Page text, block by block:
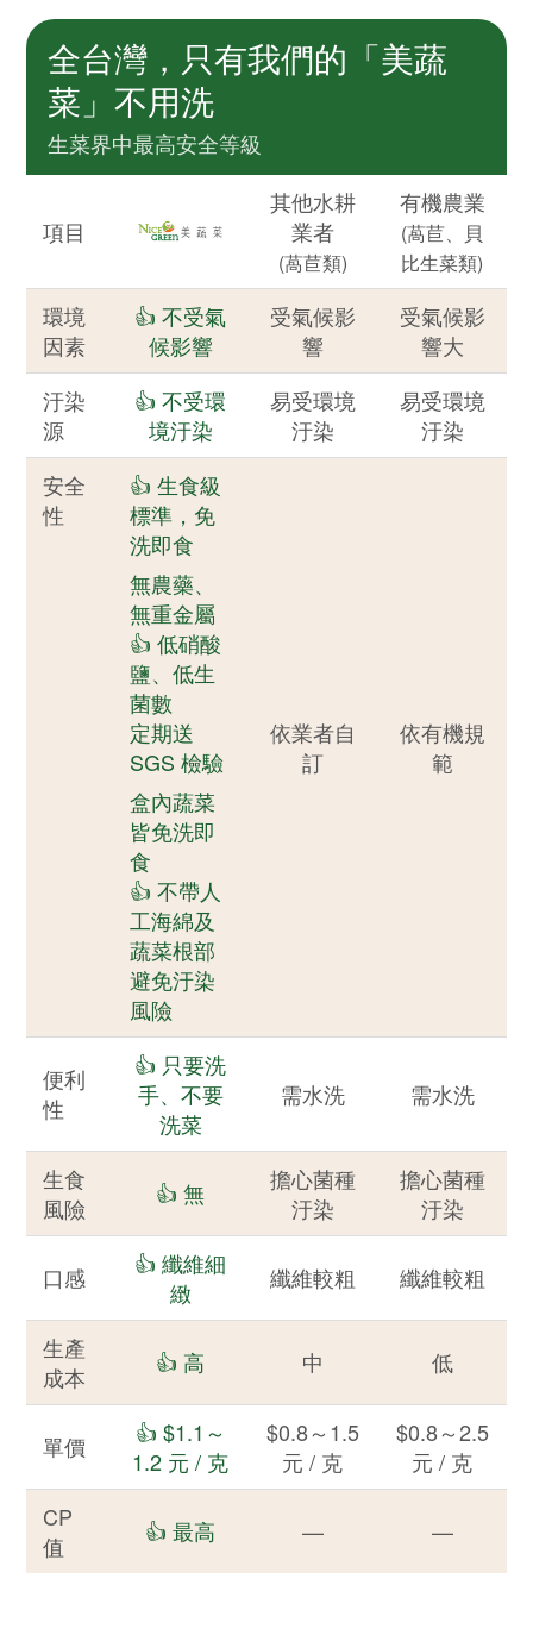
全台灣，只有我們的「美蔬
菜」不用洗
生菜界中最高安全等級
項目
其他水耕
業者
(萵苣類)
有機農業
(萵苣、貝
比生菜類)
環境
因素
👍 不受氣
候影響
受氣候影
響
受氣候影
響大
汙染
源
👍 不受環
境汙染
易受環境
汙染
易受環境
汙染
安全
性
👍 生食級
標準，免
洗即食
無農藥、
無重金屬
👍 低硝酸
鹽、低生
菌數
定期送
SGS 檢驗
盒內蔬菜
皆免洗即
食
👍 不帶人
工海綿及
蔬菜根部
避免汙染
風險
依業者自
訂
依有機規
範
便利
性
👍 只要洗
手、不要
洗菜
需水洗 需水洗
生食
風險
👍 無
擔心菌種
汙染
擔心菌種
汙染
口感
👍 纖維細
緻
纖維較粗 纖維較粗
生產
成本
👍 高 中 低
單價
👍 $1.1～
1.2 元 / 克
$0.8～1.5
元 / 克
$0.8～2.5
元 / 克
CP
值
👍 最高 — —